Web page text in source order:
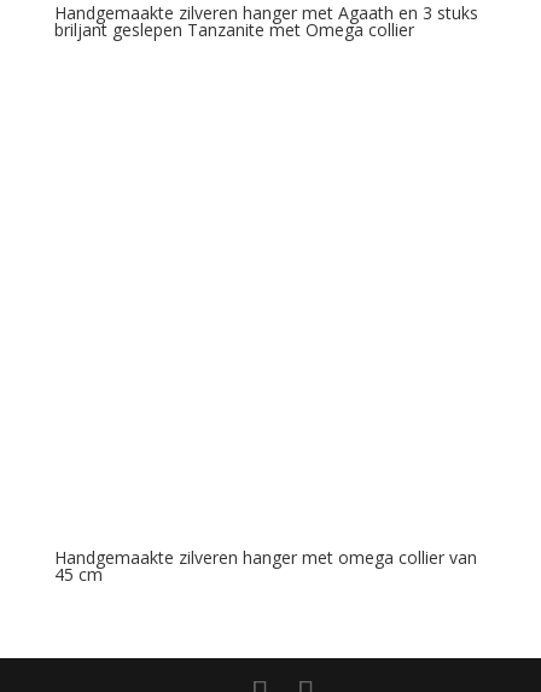
Handgemaakte zilveren hanger met Agaath en 3 stuks
briljant geslepen Tanzanite met Omega collier
Handgemaakte zilveren hanger met omega collier van
45 cm